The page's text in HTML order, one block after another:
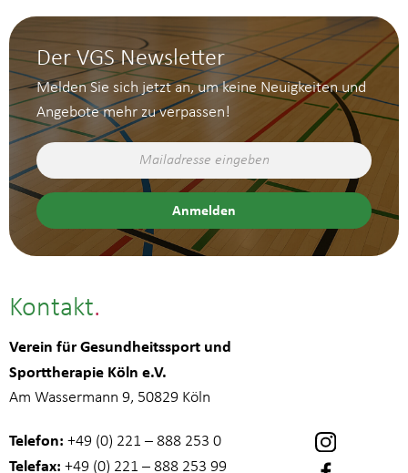
Der VGS Newsletter
Melden Sie sich jetzt an, um keine Neuigkeiten und
Angebote mehr zu verpassen!
Kontakt
Verein für Gesundheitssport und
Sporttherapie Köln e.V.
Am Wassermann 9, 50829 Köln
Telefon: +49 (0) 221 – 888 253 0
Telefax: +49 (0) 221 – 888 253 99